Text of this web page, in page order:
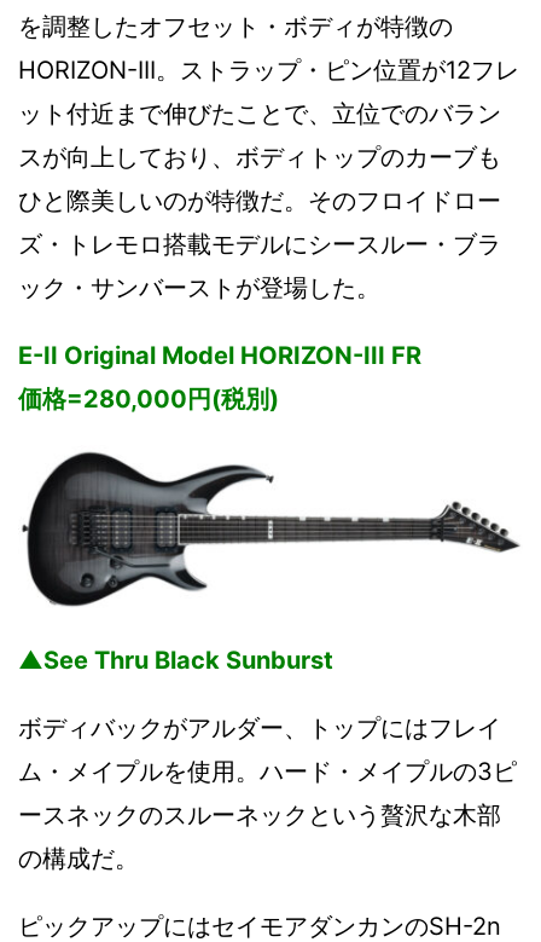
を調整したオフセット・ボディが特徴の
HORIZON-III。ストラップ・ピン位置が12フレ
ット付近まで伸びたことで、立位でのバラン
スが向上しており、ボディトップのカーブも
ひと際美しいのが特徴だ。そのフロイドロー
ズ・トレモロ搭載モデルにシースルー・ブラ
ック・サンバーストが登場した。
E-II Original Model HORIZON-III FR
価格=280,000円(税別)
▲See Thru Black Sunburst
ボディバックがアルダー、トップにはフレイ
ム・メイプルを使用。ハード・メイプルの3ピ
ースネックのスルーネックという贅沢な木部
の構成だ。
ピックアップにはセイモアダンカンのSH-2n